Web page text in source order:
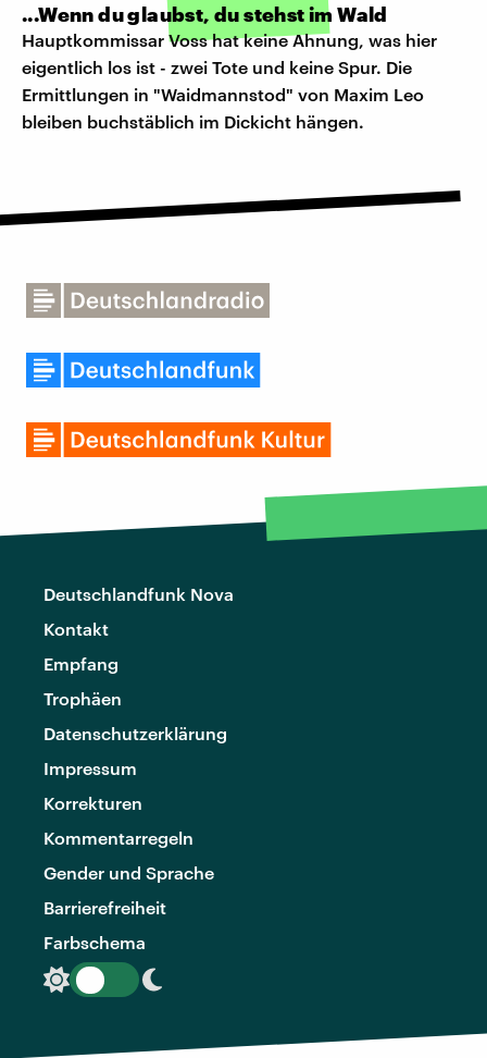
...Wenn du glaubst, du stehst im Wald
Hauptkommissar Voss hat keine Ahnung, was hier
eigentlich los ist - zwei Tote und keine Spur. Die
Ermittlungen in "Waidmannstod" von Maxim Leo
bleiben buchstäblich im Dickicht hängen.
Deutschlandfunk Nova
Kontakt
Empfang
Trophäen
Datenschutzerklärung
Impressum
Korrekturen
Kommentarregeln
Gender und Sprache
Barrierefreiheit
Farbschema